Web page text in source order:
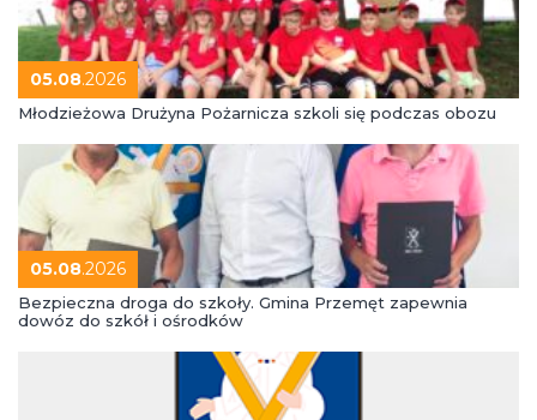
05.08.2026
Młodzieżowa Drużyna Pożarnicza szkoli się podczas obozu
05.08.2026
Bezpieczna droga do szkoły. Gmina Przemęt zapewnia
dowóz do szkół i ośrodków